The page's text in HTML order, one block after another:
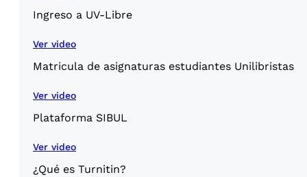
Ingreso a UV-Libre
Ver video
Matricula de asignaturas estudiantes Unilibristas
Ver video
Plataforma SIBUL
Ver video
¿Qué es Turnitin?